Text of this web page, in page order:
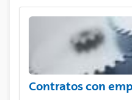
Contratos con